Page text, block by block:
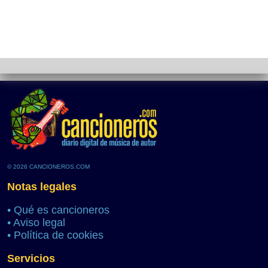
© 2026 CANCIONEROS.COM
Notas legales
• Qué es cancioneros
• Aviso legal
• Política de cookies
Servicios